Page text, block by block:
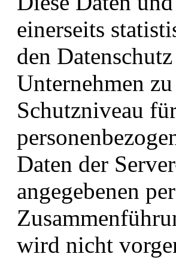
einerseits
den
Unternehmen
Schutzniveau
Daten der
angegebenen
wird nicht